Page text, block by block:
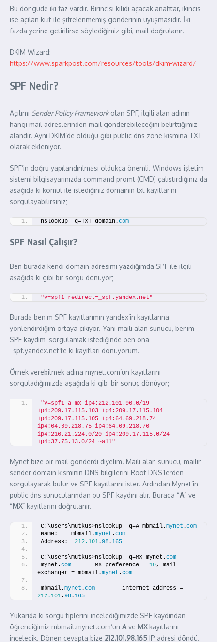
Bu döngüde iki faz vardır. Birincisi kilidi açacak anahtar, ikincisi
ise açılan kilit ile şifrelenmemiş gönderinin uyuşmasıdır. İki
fazda yerine getirilirse söylediğimiz gibi, mail doğrulanır.
DKIM Wizard:
https://www.sparkpost.com/resources/tools/dkim-wizard/
SPF Nedir?
Açılımı Sender Policy Frameworkolan SPF, ilgili alan adının
hangi mail adreslerinden mail gönderebileceğini belirttiğimiz
alandır. Aynı DKIM’de olduğu gibi public dns zone kısmına TXT
olarak ekleniyor.
SPF’in doğru yapılandırılması oldukça önemli. Windows işletim
sistemi bilgisayarınızda command promt (CMD) çalıştırdığınız da
aşağıda ki komut ile istediğiniz domainin txt kayıtlarını
sorgulayabilirsiniz;
nslookup -q=TXT domain.com
SPF Nasıl Çalışır?
Ben burada kendi domain adresimi yazdığımda SPF ile ilgili
aşağıda ki gibi bir sorgu dönüyor;
"v=spf1 redirect=_spf.yandex.net"
Burada benim SPF kayıtlarımın yandex’in kayıtlarına
yönlendirdiğim ortaya çıkıyor. Yani maili alan sunucu, benim
SPF kaydımı sorgulamak istediğinde ben ona
_spf.yandex.net’te ki kayıtları dönüyorum.
Örnek verebilmek adına mynet.com’un kayıtlarını
sorguladığımızda aşağıda ki gibi bir sonuç dönüyor;
"v=spf1 a mx ip4:212.101.96.0/19
ip4:209.17.115.103 ip4:209.17.115.104
ip4:209.17.115.105 ip4:64.69.218.74
ip4:64.69.218.75 ip4:64.69.218.76
ip4:216.21.224.0/20 ip4:209.17.115.0/24
ip4:37.75.13.0/24 ~all"
Mynet bize bir mail gönderdi diyelim. Maili alan sunucu, mailin
sender domain kısmının DNS bilgilerini Root DNS’lerden
sorgulayarak bulur ve SPF kayıtlarını ister. Ardından Mynet’in
public dns sunucularından bu SPF kaydını alır. Burada “A” ve
“MX” kayıtlarını doğrulanır.
C:\Users\mutkus>nslookup -q=A mbmail.mynet .com
Name:    mbmail.mynet .com
Address: 212.101 .98 .165
C:\Users\mutkus>nslookup -q=MX mynet.com
mynet.com
       MX preference =
10, mail
exchanger = mbmail.mynet .com
mbmail.mynet .com
212.101 .98 .165
Yukarıda ki sorgu tiplerini incelediğimizde SPF kaydından
öğrendiğimiz mbmail.mynet.com’un A ve MXkayıtlarını
inceledik. Dönen cevapta bize 212.101.98.165 IP adresi döndü.